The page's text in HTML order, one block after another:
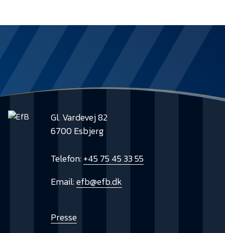
Gl. Vardevej 82
6700 Esbjerg
Telefon:+45 75 45 33 55
Email:efb@efb.dk
Presse